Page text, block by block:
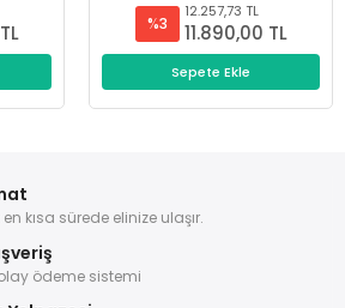
%3
12.257,73 TL
11.890,00 TL
Sepete Ekle
kısa sürede elinize ulaşır.
ödeme sistemi